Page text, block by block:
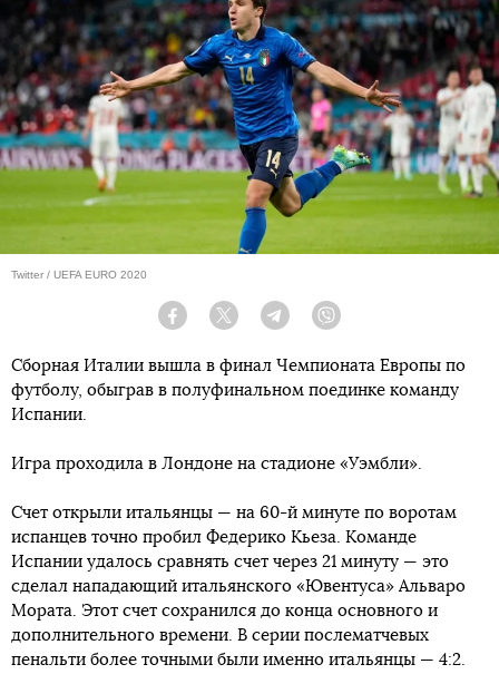
Twitter / UEFA EURO 2020
Facebook Twitter Telegram
Сборная Италии вышла в финал Чемпионата Европы по
футболу, обыграв в полуфинальном поединке команду
Испании.
Игра проходила в Лондоне на стадионе «Уэмбли».
Счет открыли итальянцы — на 60-й минуте по воротам
испанцев точно пробил Федерико Кьеза. Команде
Испании удалось сравнять счет через 21 минуту — это
сделал нападающий итальянского «Ювентуса» Альваро
Мората. Этот счет сохранился до конца основного и
дополнительного времени. В серии послематчевых
пенальти более точными были именно итальянцы — 4:2.